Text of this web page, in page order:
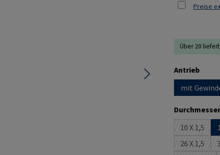
Preise
Über 20
Antrieb
mit
10 X 1,5
(Diese
26 X 1,5
(Diese